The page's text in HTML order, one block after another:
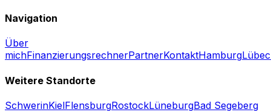
Navigation
Über
michFinanzierungsrechnerPartnerKontaktHamburg
Weitere Standorte
SchwerinKielFlensburgRostockLüneburgBad Segeberg